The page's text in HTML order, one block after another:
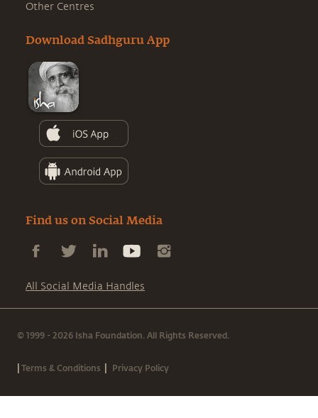
Other Centres
Download Sadhguru App
Find us on Social Media
All Social Media Handles
© 1999 - 2026 Isha Foundation. All Rights Reserved.
|Terms & Conditions | Privacy Policy